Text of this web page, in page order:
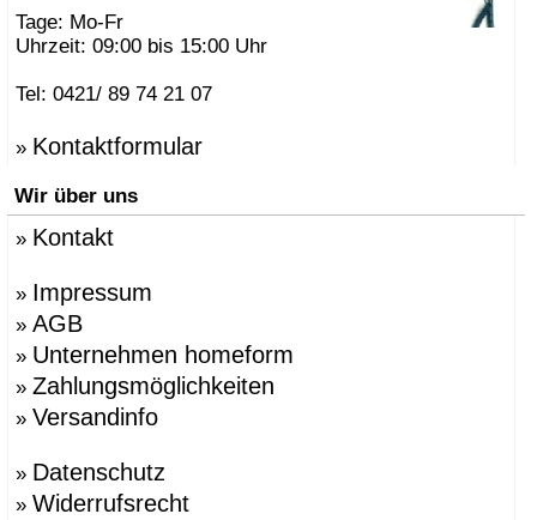
Tage: Mo-Fr
Uhrzeit: 09:00 bis 15:00 Uhr
Tel: 0421/ 89 74 21 07
» Kontaktformular
Wir über uns
» Kontakt
» Impressum
» AGB
» Unternehmen homeform
» Zahlungsmöglichkeiten
» Versandinfo
» Datenschutz
» Widerrufsrecht